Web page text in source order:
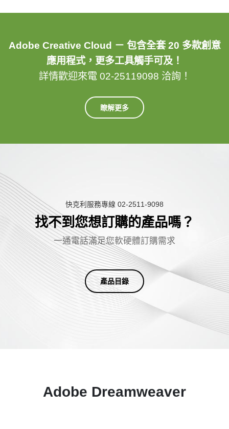
Adobe Creative Cloud － 包含全套 20 多款創意
應用程式，更多工具觸手可及！
詳情歡迎來電 02-25119098 洽詢！
瞭解更多
快克利服務專線 02-2511-9098
找不到您想訂購的產品嗎？
一通電話滿足您軟硬體訂購需求
產品目錄
Adobe Dreamweaver